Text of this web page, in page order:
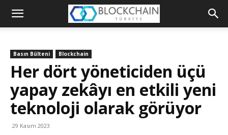
Blockchain
Basın Bülteni Blockchain
Her dört yöneticiden üçü
yapay zekâyı en etkili yeni
teknoloji olarak görüyor
29 Kasım 2023